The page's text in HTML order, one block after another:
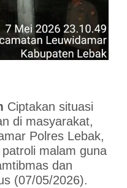
Ciptakan situasi
di masyarakat,
Polres Lebak,
malam guna
dan
(07/05/2026).